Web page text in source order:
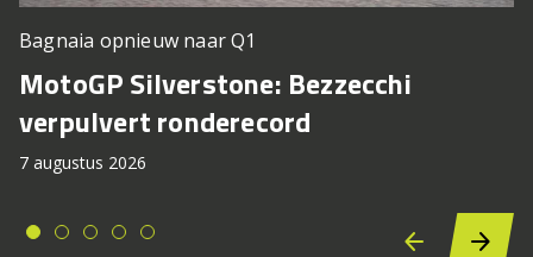
Bagnaia opnieuw naar Q1
MotoGP Silverstone: Bezzecchi
verpulvert ronderecord
7 augustus 2026